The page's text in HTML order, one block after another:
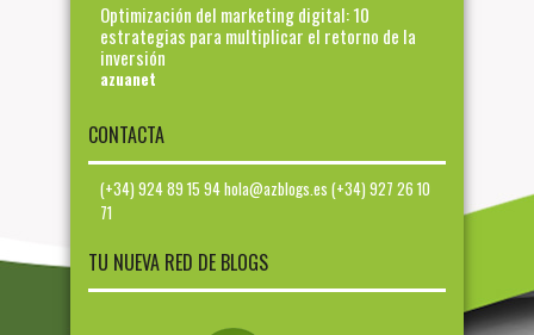
Optimización del marketing digital: 10
estrategias para multiplicar el retorno de la
inversión
azuanet
CONTACTA
(+34) 924 89 15 94 hola@azblogs.es (+34) 927 26 10
71
TU NUEVA RED DE BLOGS